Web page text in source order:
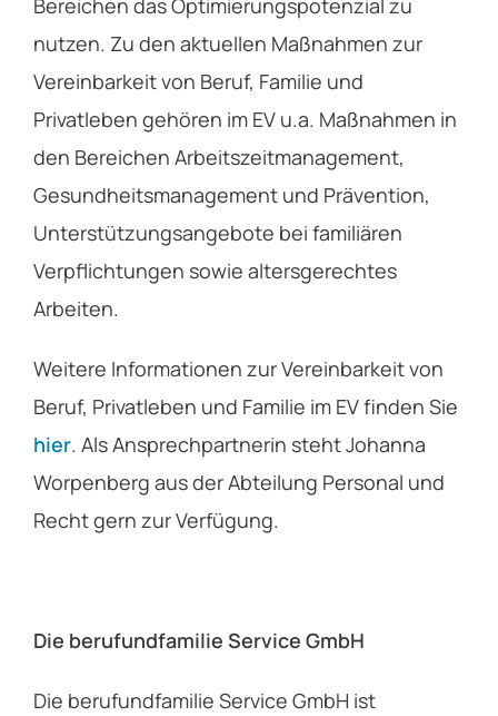
Bereichen das Optimierungspotenzial zu
nutzen. Zu den aktuellen Maßnahmen zur
Vereinbarkeit von Beruf, Familie und
Privatleben gehören im EV u.a. Maßnahmen in
den Bereichen Arbeitszeitmanagement,
Gesundheitsmanagement und Prävention,
Unterstützungsangebote bei familiären
Verpflichtungen sowie altersgerechtes
Arbeiten.
Weitere Informationen zur Vereinbarkeit von
Beruf, Privatleben und Familie im EV finden Sie
hier. Als Ansprechpartnerin steht Johanna
Worpenberg aus der Abteilung Personal und
Recht gern zur Verfügung.
Die berufundfamilie Service GmbH
Die berufundfamilie Service GmbH ist